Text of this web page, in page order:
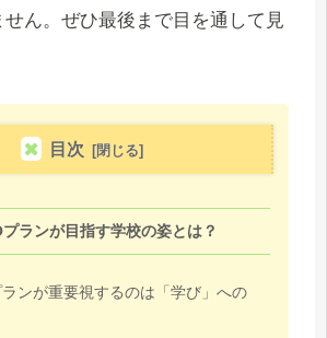
ん。ぜひ最後まで目を通して見
目次
ランが目指す学校の姿とは？
ンが重要視するのは「学び」への